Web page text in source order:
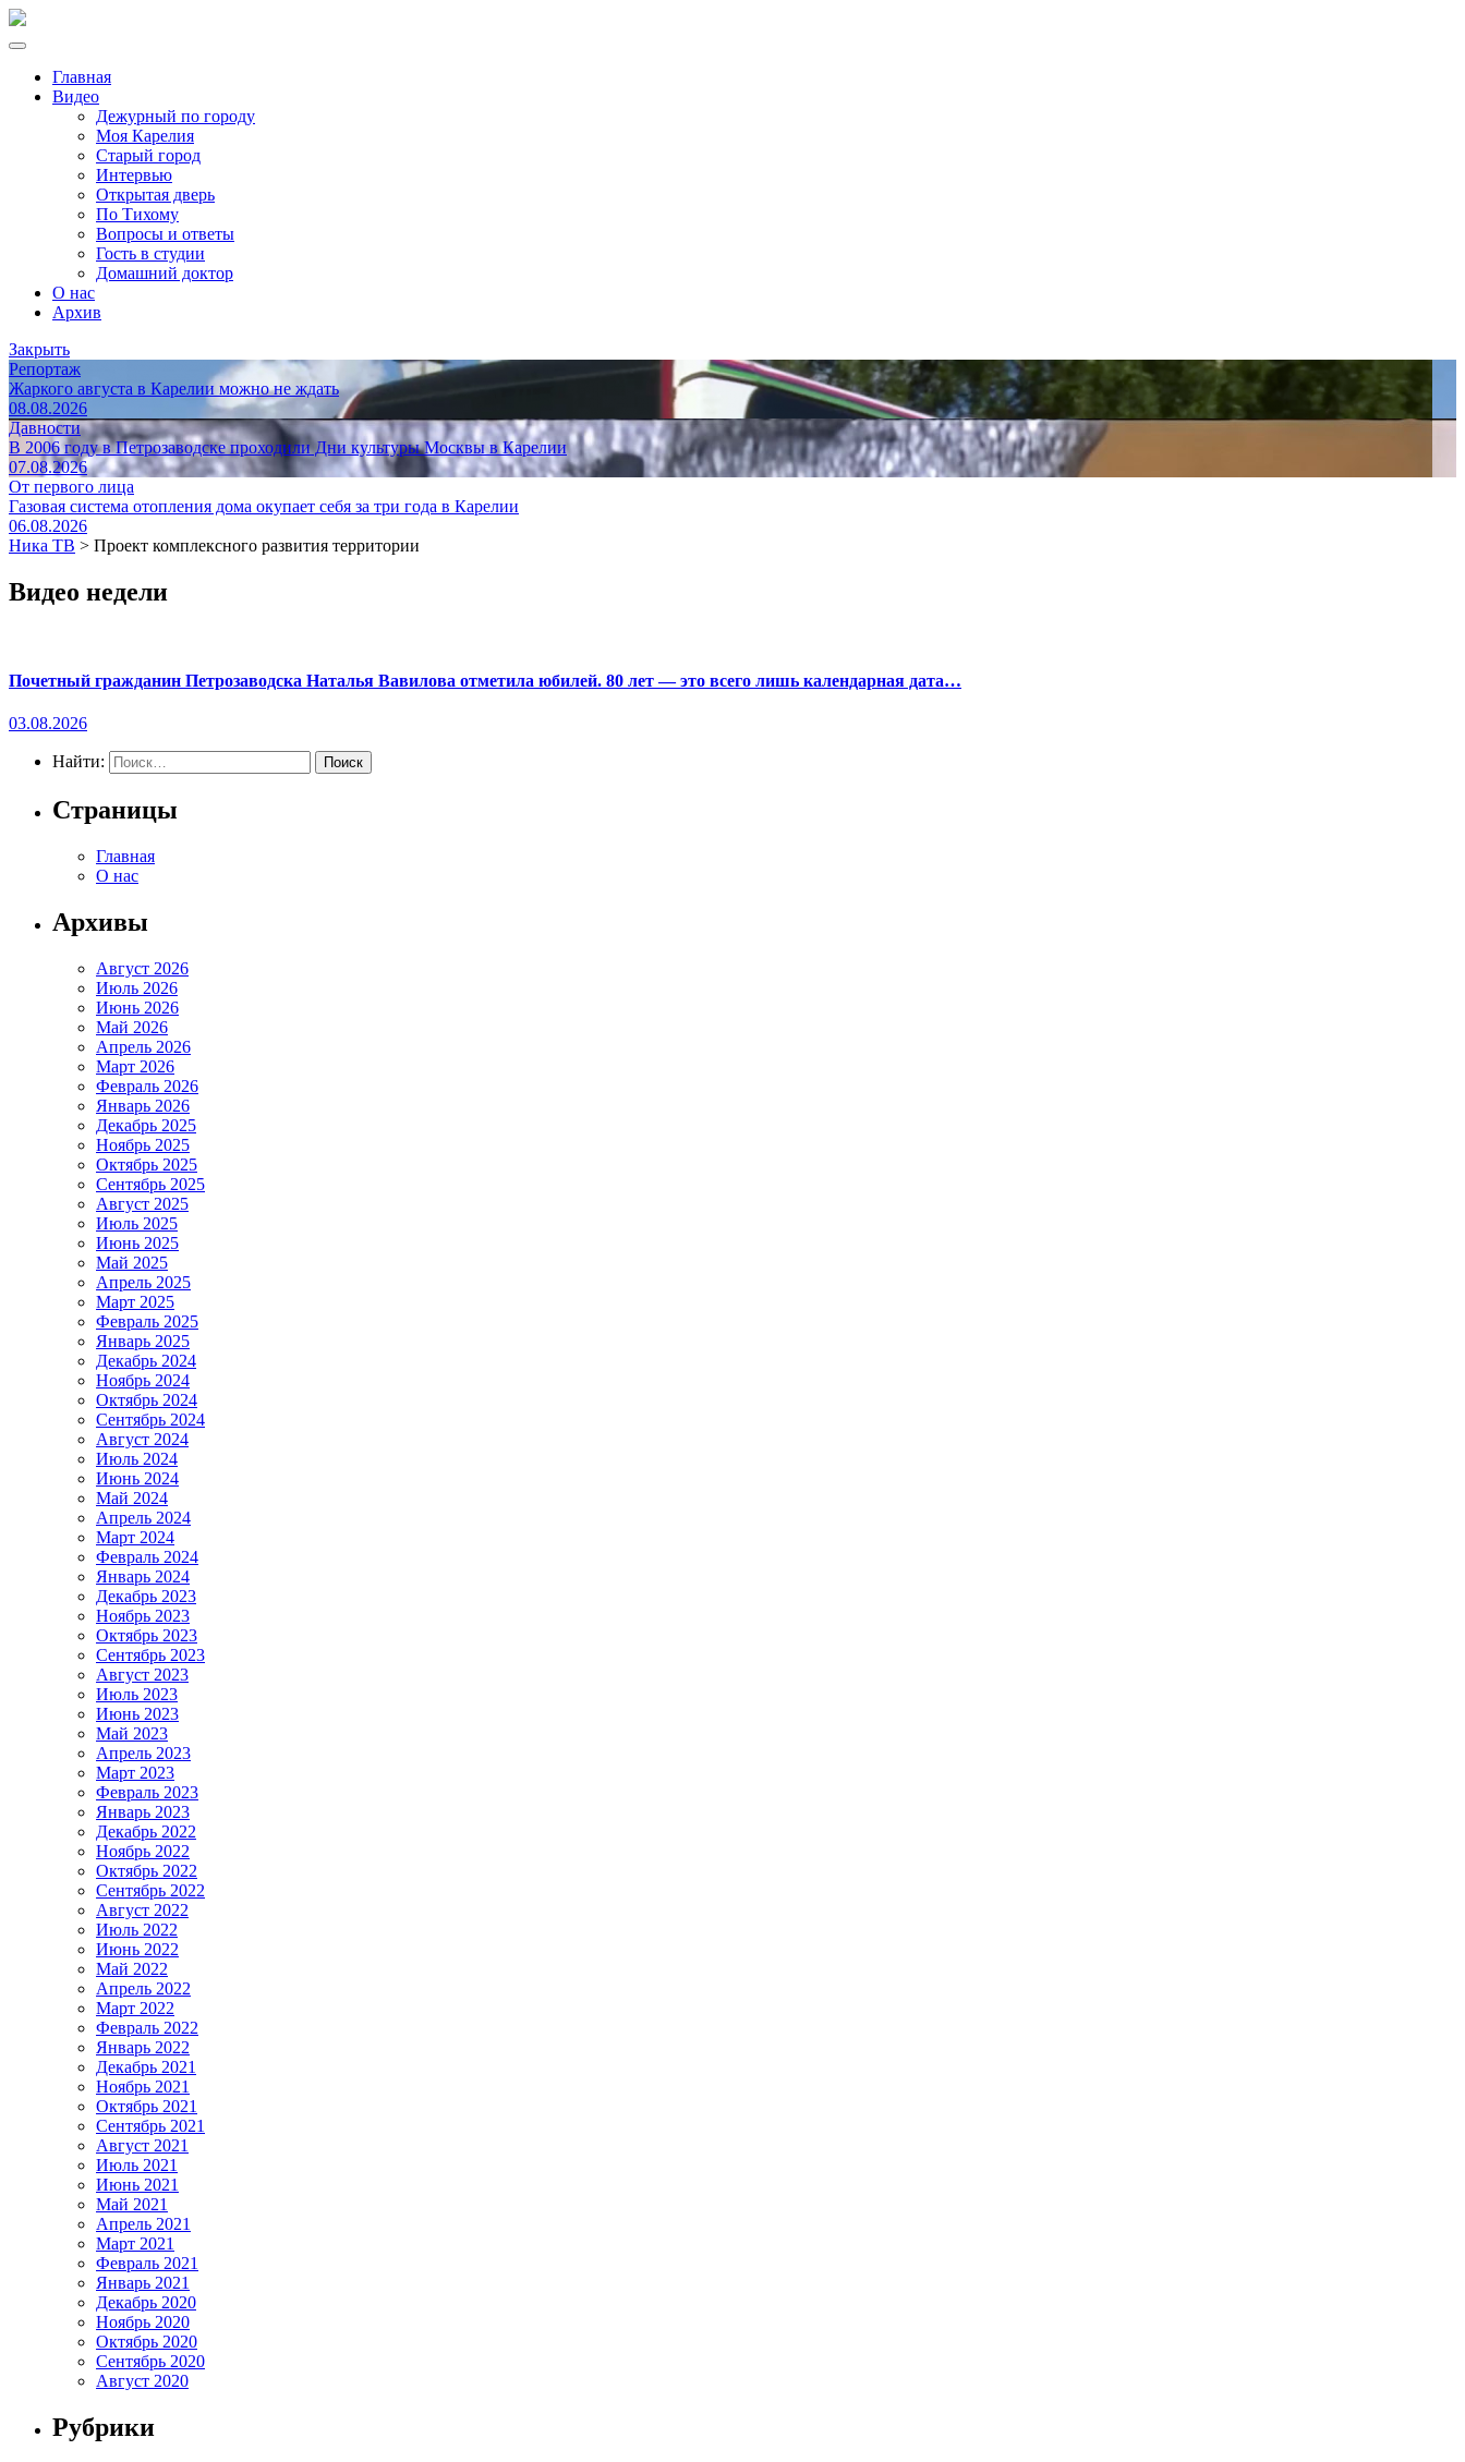
Главная
Видео
Дежурный по городу
Моя Карелия
Старый город
Интервью
Открытая дверь
По Тихому
Вопросы и ответы
Гость в студии
Домашний доктор
О нас
Архив
Закрыть
Репортаж
Жаркого августа в Карелии можно не ждать
08.08.2026
Давности
В 2006 году в Петрозаводске проходили Дни культуры Москвы в Карелии
07.08.2026
От первого лица
Газовая система отопления дома окупает себя за три года в Карелии
06.08.2026
Ника ТВ > Проект комплексного развития территории
Видео недели
Почетный гражданин Петрозаводска Наталья Вавилова отметила юбилей. 80 лет — это всего лишь календарная дата…
03.08.2026
Найти:
Страницы
Главная
О нас
Архивы
Август 2026
Июль 2026
Июнь 2026
Май 2026
Апрель 2026
Март 2026
Февраль 2026
Январь 2026
Декабрь 2025
Ноябрь 2025
Октябрь 2025
Сентябрь 2025
Август 2025
Июль 2025
Июнь 2025
Май 2025
Апрель 2025
Март 2025
Февраль 2025
Январь 2025
Декабрь 2024
Ноябрь 2024
Октябрь 2024
Сентябрь 2024
Август 2024
Июль 2024
Июнь 2024
Май 2024
Апрель 2024
Март 2024
Февраль 2024
Январь 2024
Декабрь 2023
Ноябрь 2023
Октябрь 2023
Сентябрь 2023
Август 2023
Июль 2023
Июнь 2023
Май 2023
Апрель 2023
Март 2023
Февраль 2023
Январь 2023
Декабрь 2022
Ноябрь 2022
Октябрь 2022
Сентябрь 2022
Август 2022
Июль 2022
Июнь 2022
Май 2022
Апрель 2022
Март 2022
Февраль 2022
Январь 2022
Декабрь 2021
Ноябрь 2021
Октябрь 2021
Сентябрь 2021
Август 2021
Июль 2021
Июнь 2021
Май 2021
Апрель 2021
Март 2021
Февраль 2021
Январь 2021
Декабрь 2020
Ноябрь 2020
Октябрь 2020
Сентябрь 2020
Август 2020
Рубрики